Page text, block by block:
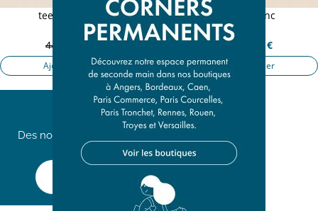
tee-shirt marron
3 mois
44,50 €
8,90 €
Ajouter au panier
tee-shirt blanc
3 mois
44,50 €
8,90 €
Ajouter au panier
Des nouveautés chaque
semaine